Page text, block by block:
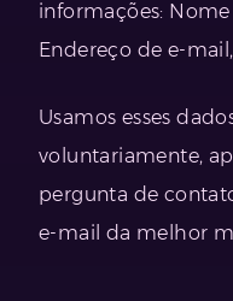
informações:
Endereço de e-
Usamos esses
voluntariamente,
pergunta de
e-mail da melhor